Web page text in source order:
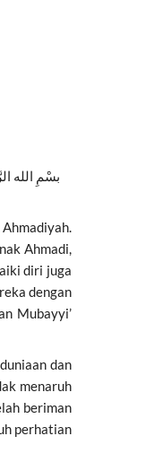
بسْمِ الله
Ahmadi,
diri juga
dengan
Mubayyi’
dan
menaruh
beriman
perhatian